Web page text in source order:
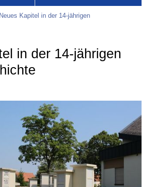
Neues Kapitel in der 14-jährigen
in der 14-jährigen